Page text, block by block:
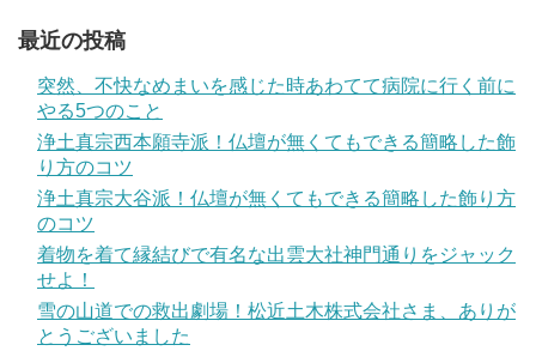
最近の投稿
突然、不快なめまいを感じた時あわてて病院に行く前に
やる5つのこと
浄土真宗西本願寺派！仏壇が無くてもできる簡略した飾
り方のコツ
浄土真宗大谷派！仏壇が無くてもできる簡略した飾り方
のコツ
着物を着て縁結びで有名な出雲大社神門通りをジャック
せよ！
雪の山道での救出劇場！松近土木株式会社さま、ありが
とうございました